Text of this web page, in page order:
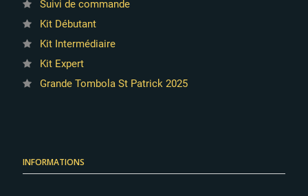
Suivi de commande
Kit Débutant
Kit Intermédiaire
Kit Expert
Grande Tombola St Patrick 2025
INFORMATIONS